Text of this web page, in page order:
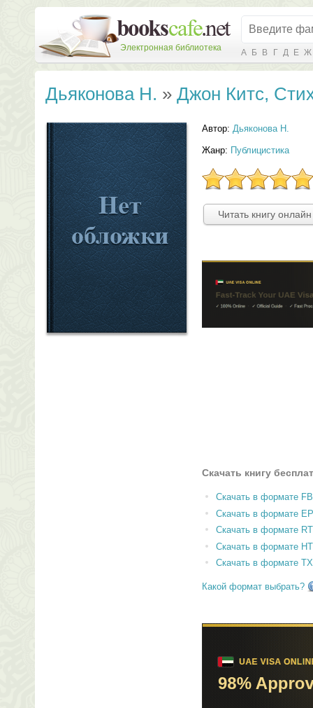
Электронная библиотека А Б В Г Д Е Ж
Дьяконова Н. » Джон Китс,
Автор: Дьяконова Н.
Жанр: Публицистика
Читать книгу
Скачать книгу
Скачать в формате
Скачать в формате
Скачать в формате
Скачать в формате
Скачать в формате
Какой формат выбрать?